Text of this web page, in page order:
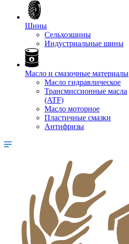
Шины
Сельхозшины
Индустриальные шины
Масло и смазочные материалы
Масло гидравлическое
Трансмиссионные масла
(ATF)
Масло моторное
Пластичные смазки
Антифризы